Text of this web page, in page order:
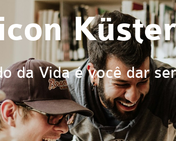
da Vida é você dar